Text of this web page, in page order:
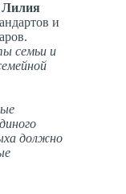
Лилия
и
семьи и
должно